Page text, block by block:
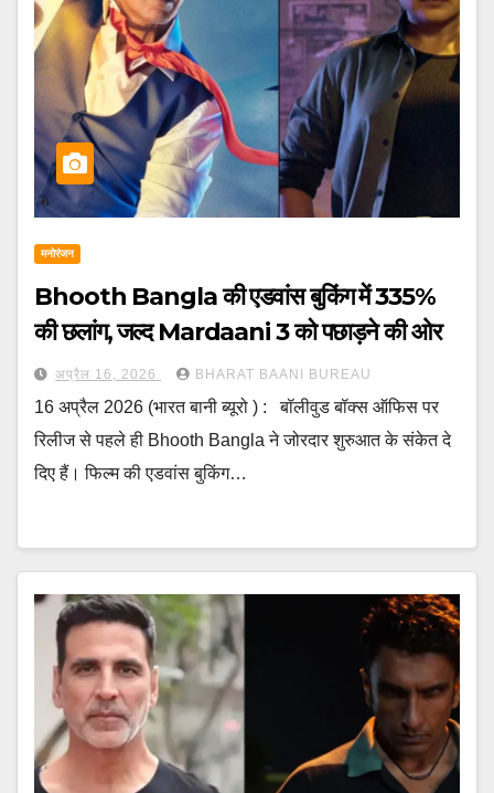
मनोरंजन
Bhooth Bangla की एडवांस बुकिंग में 335%
की छलांग, जल्द Mardaani 3 को पछाड़ने की ओर
अप्रैल 16, 2026 BHARAT BAANI BUREAU
16 अप्रैल 2026 (भारत बानी ब्यूरो ) : बॉलीवुड बॉक्स ऑफिस पर
रिलीज से पहले ही Bhooth Bangla ने जोरदार शुरुआत के संकेत दे
दिए हैं। फिल्म की एडवांस बुकिंग…